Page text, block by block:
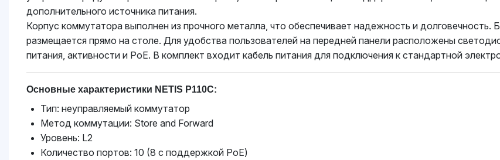
дополнительного источника питания.
Корпус коммутатора выполнен из прочного металла, что обеспечивает надежность и
размещается прямо на столе. Для удобства пользователей на передней панели расположены
питания, активности и PoE. В комплект входит кабель питания для подключения к стандартной
Основные характеристики NETIS P110C:
Тип: неуправляемый коммутатор
Метод коммутации: Store and Forward
Уровень: L2
Количество портов: 10 (8 с поддержкой PoE)